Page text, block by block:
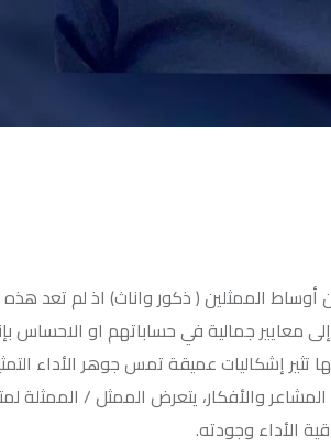
( ذكور واناث) اذ لم تعد هذه العمليات
في حساباتهم او الاحساس بإنعدام الثقة
عميقة تمس جوهر الأداء التمثيلي، لاسيما
يتعرض الممثل / الممثلة لمتغيرات تحد